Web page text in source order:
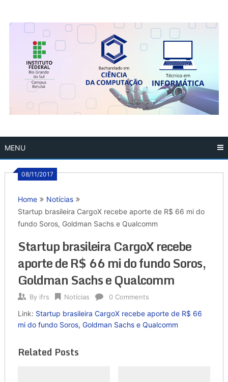
MENU
08/11/2017
Home
Notícias
Startup brasileira CargoX recebe aporte de R$ 66 mi do
fundo Soros, Goldman Sachs e Qualcomm
Startup brasileira CargoX recebe
aporte de R$ 66 mi do fundo Soros,
Goldman Sachs e Qualcomm
By ifrs Notícias 0 Comments
Link: Startup brasileira CargoX recebe aporte de R$ 66
mi do fundo Soros, Goldman Sachs e Qualcomm
Related Posts